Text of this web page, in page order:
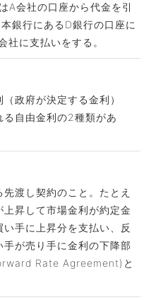
A会社の口座から代金を引
銀行にあるD銀行の口座に
社に支払いをする。
政府が決定する金利）
る自由金利の2種類があ
渡し契約のこと。たとえ
昇して市場金利が約定金
手に上昇分を支払い、反
が売り手に金利の下降部
Rate Agreement)と